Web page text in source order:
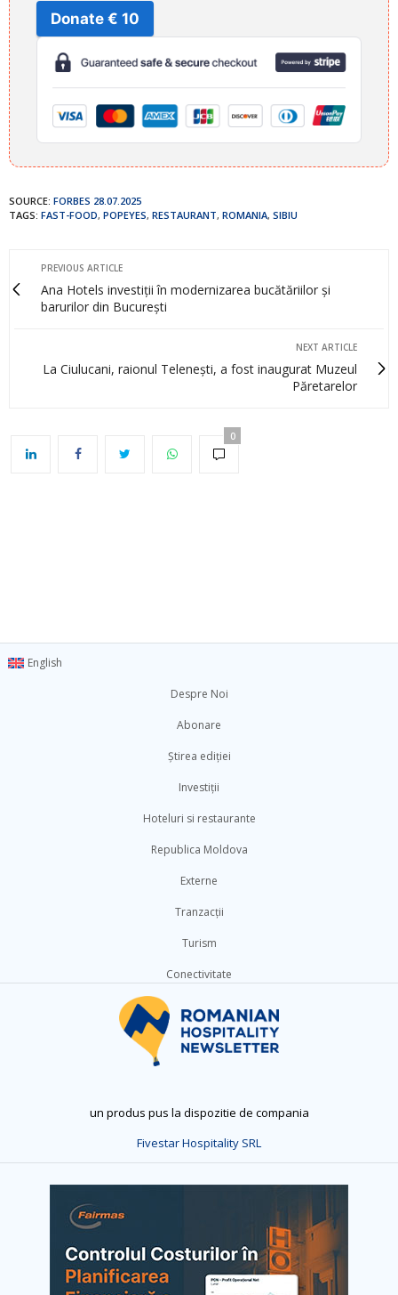
Donate € 10
SOURCE: FORBES 28.07.2025
TAGS: FAST-FOOD, POPEYES, RESTAURANT, ROMANIA, SIBIU
PREVIOUS ARTICLE
Ana Hotels investiții în modernizarea bucătăriilor și
barurilor din București
NEXT ARTICLE
La Ciulucani, raionul Telenești, a fost inaugurat Muzeul
Păretarelor
0
English
Despre Noi
Abonare
Știrea ediției
Investiții
Hoteluri si restaurante
Republica Moldova
Externe
Tranzacții
Turism
Conectivitate
un produs pus la dispozitie de compania
Fivestar Hospitality SRL